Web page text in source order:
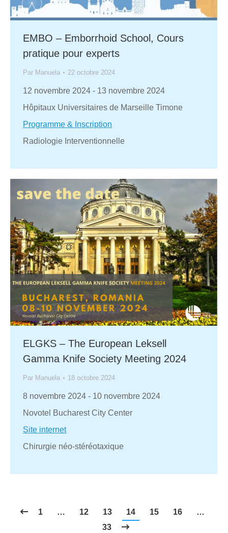
EMBO – Emborrhoid School, Cours
pratique pour experts
Par Manuela 22 octobre 2024
12 novembre 2024 - 13 novembre 2024
Hôpitaux Universitaires de Marseille Timone
Programme & Inscription
Radiologie Interventionnelle
ELGKS – The European Leksell
Gamma Knife Society Meeting 2024
Par Manuela 18 octobre 2024
8 novembre 2024 - 10 novembre 2024
Novotel Bucharest City Center
Site internet
Chirurgie néo-stéréotaxique
1 … 12 13 14 15 16
…
33